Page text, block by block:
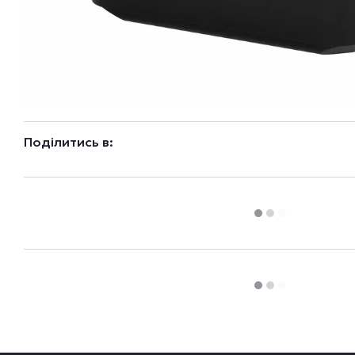
Поділитись в: